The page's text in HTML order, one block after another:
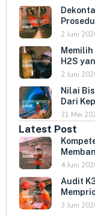
2 Juni
H2S
dan
2 Juni
Nilai
Dari
31 Mei
Latest Post
4 Juni
Audit
3 Juni